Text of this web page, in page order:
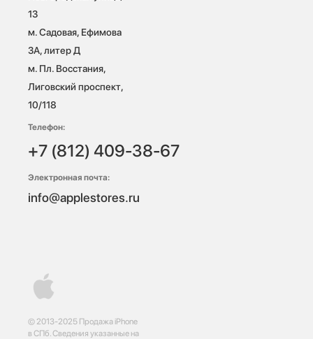
© 2013-2025 Продажа iPhone
в СПб. Сведения указанные на
13
м. Садовая, Ефимова
3А, литер Д
м. Пл. Восстания,
Лиговский проспект,
10/118
Телефон:
+7 (812) 409-38-67
Электронная почта:
info@applestores.ru